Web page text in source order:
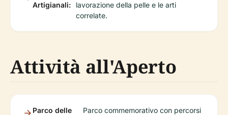
Artigianali:
lavorazione della pelle e le arti
correlate.
Attività all'Aperto
Parco delle
Parco commemorativo con percorsi